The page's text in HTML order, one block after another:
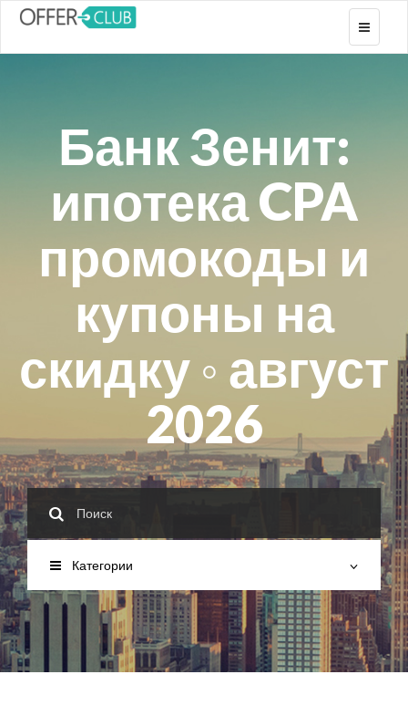
Toggle
Банк Зенит:
ипотека CPA
промокоды и
купоны на
скидку ◦ август
2026
Категории